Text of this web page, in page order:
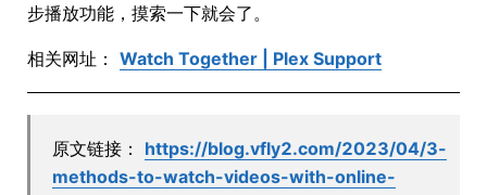
步播放功能，摸索一下就会了。
相关网址： Watch Together | Plex Support
原文链接： https://blog.vfly2.com/2023/04/3-
methods-to-watch-videos-with-online-